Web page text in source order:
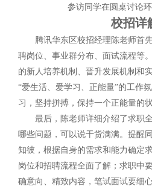
参访同学在圆桌讨论
校招详
腾讯华东区校招经理陈老师首
聘岗位、事业群分布、面试流程等
的新人培养机制、晋升发展机制和
“爱生活、爱学习、正能量”的工作
习，坚持拼搏，保持一个正能量的
最后，陈老师详细介绍了求职
哪些问题，可以说干货满满。提醒
知彼，根据自身的需求和能力确定
岗位和招聘流程全面了解；求职中
确意向、精致内容，笔试面试要细